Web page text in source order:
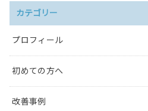
カテゴリー
プロフィール
初めての方へ
改善事例